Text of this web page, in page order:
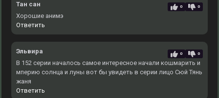
Тан сан 0 0
Хорошие анимэ
Ответить
Эльвира 0 0
В 152 серии началось самое интересное начали кошмарить и
мперию солнца и луны вот бы увидеть в серии лицо Сюй Тянь
жаня
Ответить